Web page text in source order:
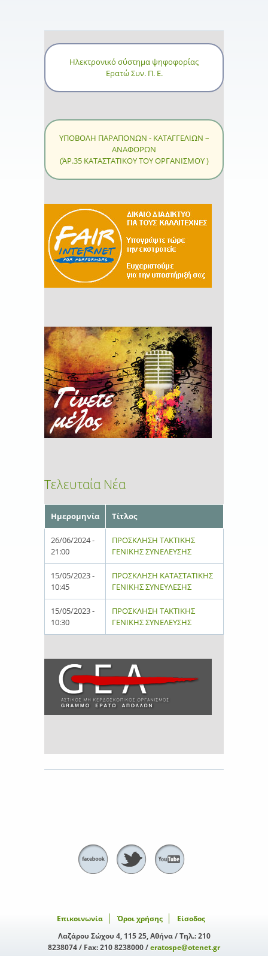
Ηλεκτρονικό σύστημα ψηφοφορίας
Ερατώ Συν. Π. Ε.
ΥΠΟΒΟΛΗ ΠΑΡΑΠΟΝΩΝ - ΚΑΤΑΓΓΕΛΙΩΝ –
ΑΝΑΦΟΡΩΝ
(ΆΡ.35 ΚΑΤΑΣΤΑΤΙΚΟΥ ΤΟΥ ΟΡΓΑΝΙΣΜΟΥ )
Τελευταία Νέα
Ημερομηνία Τίτλος
26/06/2024 -
21:00
ΠΡΟΣΚΛΗΣΗ ΤΑΚΤΙΚΗΣ
ΓΕΝΙΚΗΣ ΣΥΝΕΛΕΥΣΗΣ
15/05/2023 -
10:45
ΠΡΟΣΚΛΗΣΗ ΚΑΤΑΣΤΑΤΙΚΗΣ
ΓΕΝΙΚΗΣ ΣΥΝΕΥΛΕΣΗΣ
15/05/2023 -
10:30
ΠΡΟΣΚΛΗΣΗ ΤΑΚΤΙΚΗΣ
ΓΕΝΙΚΗΣ ΣΥΝΕΛΕΥΣΗΣ
Επικοινωνία Όροι χρήσης
Είσοδος
Λαζάρου Σώχου 4, 115 25, Αθήνα / Τηλ.: 210
8238074 / Fax: 210 8238000 /eratospe@otenet.gr